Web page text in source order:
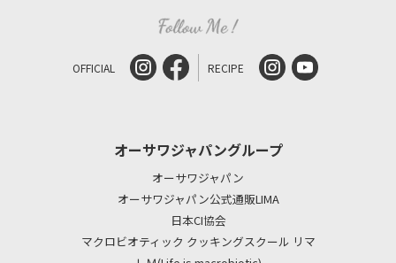
OFFICIAL RECIPE
オーサワジャパングループ
オーサワジャパン
オーサワジャパン公式通販LIMA
日本CI協会
マクロビオティック クッキングスクール リマ